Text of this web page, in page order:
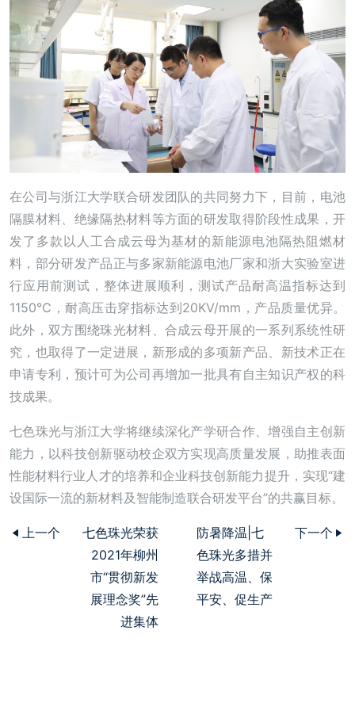
在公司与浙江大学联合研发团队的共同努力下，目前，电池
隔膜材料、绝缘隔热材料等方面的研发取得阶段性成果，开
发了多款以人工合成云母为基材的新能源电池隔热阻燃材
料，部分研发产品正与多家新能源电池厂家和浙大实验室进
行应用前测试，整体进展顺利，测试产品耐高温指标达到
1150℃，耐高压击穿指标达到20KV/mm，产品质量优异。
此外，双方围绕珠光材料、合成云母开展的一系列系统性研
究，也取得了一定进展，新形成的多项新产品、新技术正在
申请专利，预计可为公司再增加一批具有自主知识产权的科
技成果。
七色珠光与浙江大学将继续深化产学研合作、增强自主创新
能力，以科技创新驱动校企双方实现高质量发展，助推表面
性能材料行业人才的培养和企业科技创新能力提升，实现“建
设国际一流的新材料及智能制造联合研发平台”的共赢目标。
上一个
七色珠光荣获
2021年柳州
市“贯彻新发
展理念奖”先
进集体
防暑降温|七
色珠光多措并
举战高温、保
平安、促生产
下一个